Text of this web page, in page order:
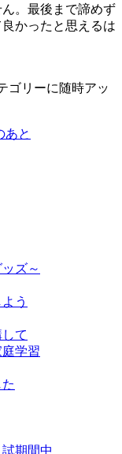
。最後まで諦めず
かったと思えるは
ゴリーに随時アッ
あと
ズ～
う
て
学習
期間中